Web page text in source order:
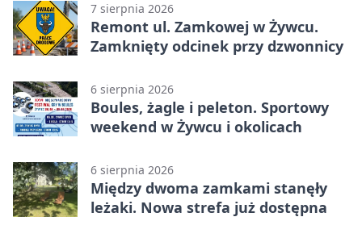
7 sierpnia 2026
Remont ul. Zamkowej w Żywcu.
Zamknięty odcinek przy dzwonnicy
6 sierpnia 2026
Boules, żagle i peleton. Sportowy
weekend w Żywcu i okolicach
6 sierpnia 2026
Między dwoma zamkami stanęły
leżaki. Nowa strefa już dostępna